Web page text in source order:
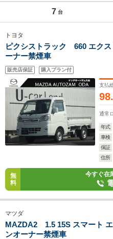
7 台
トヨタ
ピクシストラック 660 エク
ーナー禁煙車
販売店保証 購入プラン付
支払
98.
通常
年式
車検
保証
住所
無
料
今すぐ在
マツダ
MAZDA2 1.5 15S スマート
ンオーナー禁煙車